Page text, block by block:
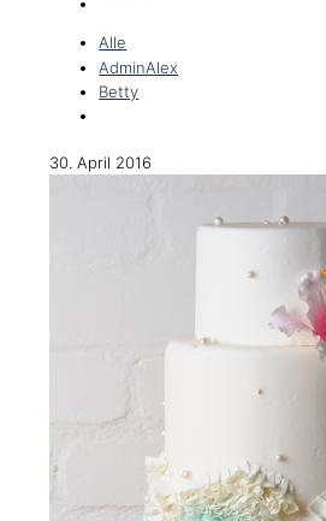
Alle
AdminAlex
Betty
30. April 2016